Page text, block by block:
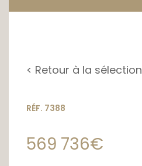
< Retour à la sélection
RÉF. 7388
569 736€